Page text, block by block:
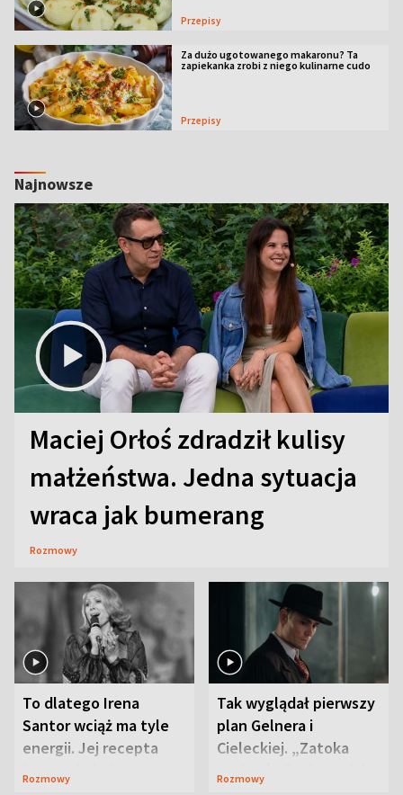
Przepisy
Za dużo ugotowanego makaronu? Ta
zapiekanka zrobi z niego kulinarne cudo
Przepisy
Najnowsze
Maciej Orłoś zdradził kulisy
małżeństwa. Jedna sytuacja
wraca jak bumerang
Rozmowy
To dlatego Irena
Santor wciąż ma tyle
energii. Jej recepta
jest zaskakująco
Rozmowy
Tak wyglądał pierwszy
plan Gelnera i
Cieleckiej. „Zatoka
szpiegów” od razu ich
Rozmowy